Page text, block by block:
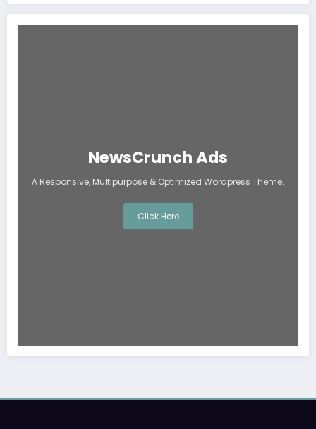
NewsCrunch Ads
A Responsive, Multipurpose & Optimized Wordpress Theme.
Click Here